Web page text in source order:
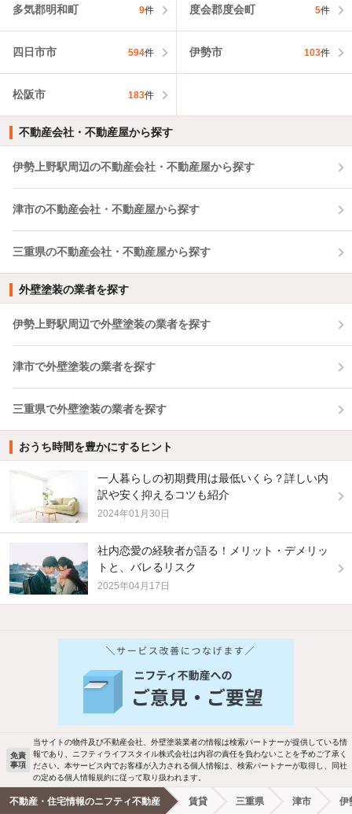
多気郡明和町 9件 度会郡度会町 5件
四日市市 594件 伊勢市 103件
松阪市 183件
不動産会社・不動産屋から探す
伊勢上野駅周辺の不動産会社・不動産屋から探す
津市の不動産会社・不動産屋から探す
三重県の不動産会社・不動産屋から探す
外壁塗装の業者を探す
伊勢上野駅周辺で外壁塗装の業者を探す
津市で外壁塗装の業者を探す
三重県で外壁塗装の業者を探す
おうち時間を豊かにするヒント
一人暮らしの初期費用は最低いくら？詳しい内
訳や安く抑えるコツも紹介
2024年01月30日
社内恋愛の経験者が語る！メリット・デメリッ
トと、バレるリスク
2025年04月17日
他の人はこんな条件で絞り込んでいます！
バス・トイレ別 2階以上
洗濯機置場あり 独立洗面台
エアコンあり 都市ガス
免責
事項
当サイトの物件及び不動産会社、外壁塗装業者の情報は検索パートナーが提供している情
報であり、ニフティライフスタイル株式会社は内容の責任を負わないことを予めご了承く
ださい。本サービス内でお客様が入力される個人情報は、検索パートナーが取得し、同社
の定める個人情報規約に従って取り扱われます。
不動産・住宅情報のニフティ不動産 賃貸 三重県 津市 伊